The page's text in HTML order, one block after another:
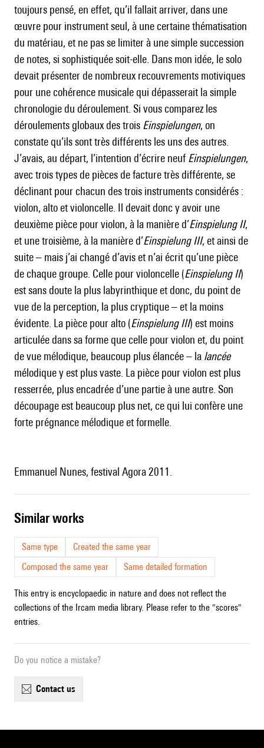
toujours pensé, en effet, qu’il fallait arriver, dans une
œuvre pour instrument seul, à une certaine thématisation
du matériau, et ne pas se limiter à une simple succession
de notes, si sophistiquée soit-elle. Dans mon idée, le solo
devait présenter de nombreux recouvrements motiviques
pour une cohérence musicale qui dépasserait la simple
chronologie du déroulement. Si vous comparez les
déroulements globaux des trois Einspielungen, on
constate qu’ils sont très différents les uns des autres.
J’avais, au départ, l’intention d’écrire neuf Einspielungen,
avec trois types de pièces de facture très différente, se
déclinant pour chacun des trois instruments considérés :
violon, alto et violoncelle. Il devait donc y avoir une
deuxième pièce pour violon, à la manière d’Einspielung II,
et une troisième, à la manière d’Einspielung III, et ainsi de
suite – mais j’ai changé d’avis et n’ai écrit qu’une pièce
de chaque groupe. Celle pour violoncelle (Einspielung II)
est sans doute la plus labyrinthique et donc, du point de
vue de la perception, la plus cryptique – et la moins
évidente. La pièce pour alto (Einspielung III) est moins
articulée dans sa forme que celle pour violon et, du point
de vue mélodique, beaucoup plus élancée – la lancée
mélodique y est plus vaste. La pièce pour violon est plus
resserrée, plus encadrée d’une partie à une autre. Son
découpage est beaucoup plus net, ce qui lui confère une
forte prégnance mélodique et formelle.
Emmanuel Nunes, festival Agora 2011.
similar works
Same type
Created the same year
Composed the same year
Same detailed formation
This entry is encyclopaedic in nature and does not reflect the
collections of the Ircam media library. Please refer to the "scores"
entries.
Do you notice a mistake?
contact us